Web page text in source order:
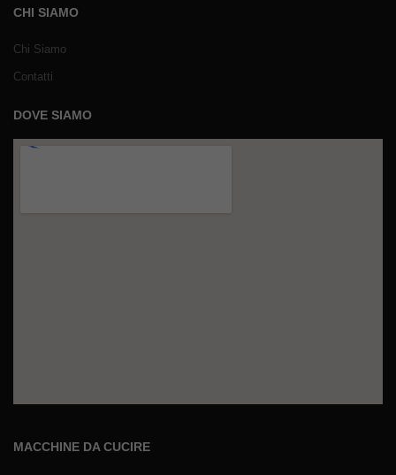
CHI SIAMO
Chi Siamo
Contatti
DOVE SIAMO
MACCHINE DA CUCIRE